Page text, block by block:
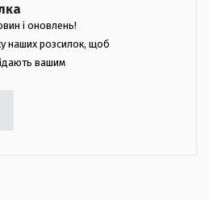
і оновлень!
наших розсилок, щоб
вашим